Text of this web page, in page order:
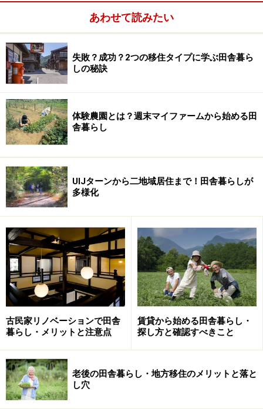
ません）／小学校以上の教員免許を有する人／普通自動
車免許を有する人／パソコン操作ができる人／教育業務
に関心があり地域の子供たち・住民と協力活動に取り組
める人／その他
給与など：月額 218,000円以内／ 住居は町で準備し料金
は食費以外の光熱水費・下水道代は町が負担／活動のた
めの車両及びパソコンは無料貸与／その他
受付期間：2014年3月31日まで
隊員募集の詳細確認はココで＞＞
日本一の清流が流れる町で子供たちの交流
あわせて読みたい
失敗？成功？2つの移住タイプに学ぶ田舎暮ら
しの秘訣
体験農園とは？週末マイファームから始める田
舎暮らし
UIJターンから二地域居住まで！田舎暮らしが
多様化
古民家リノベーションで田舎
暮らし・メリットと注意点
賃貸から始める田舎暮らし・
探し方と確認すべきこと
老後の田舎暮らし・地方移住のメリットと落と
し穴